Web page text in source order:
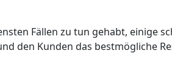
Fällen zu tun gehabt, einige
den Kunden das bestmögliche